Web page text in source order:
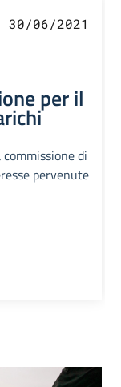
30/06/2021
per il
di
pervenute